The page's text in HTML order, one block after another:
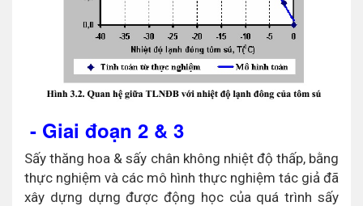
- Giai đoạn 2 & 3
Sấy thăng hoa & sấy chân không nhiệt độ thấp, bằng
thực nghiệm và các mô hình thực nghiệm tác giả đã
xây dựng dựng được động học của quá trình sấy